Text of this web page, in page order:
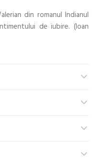
din romanul Indianul
de iubire. (Ioan